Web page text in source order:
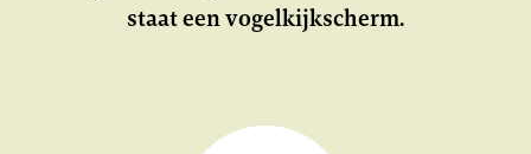
staat een vogelkijkscherm.